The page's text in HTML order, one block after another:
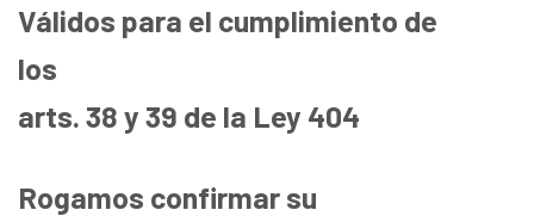
Válidos para el cumplimiento de
los
arts. 38 y 39 de la Ley 404
Rogamos confirmar su